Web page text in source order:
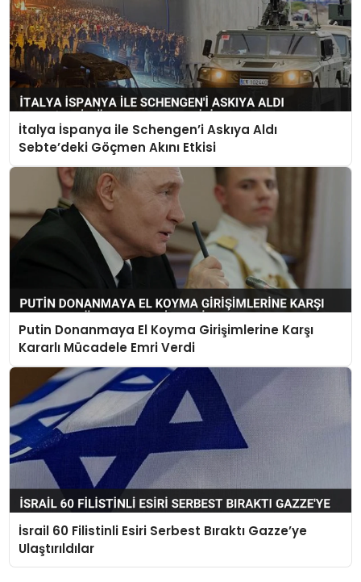
İtalya İspanya ile Schengen’i Askıya Aldı
Sebte’deki Göçmen Akını Etkisi
Putin Donanmaya El Koyma Girişimlerine Karşı
Kararlı Mücadele Emri Verdi
İsrail 60 Filistinli Esiri Serbest Bıraktı Gazze’ye
Ulaştırıldılar